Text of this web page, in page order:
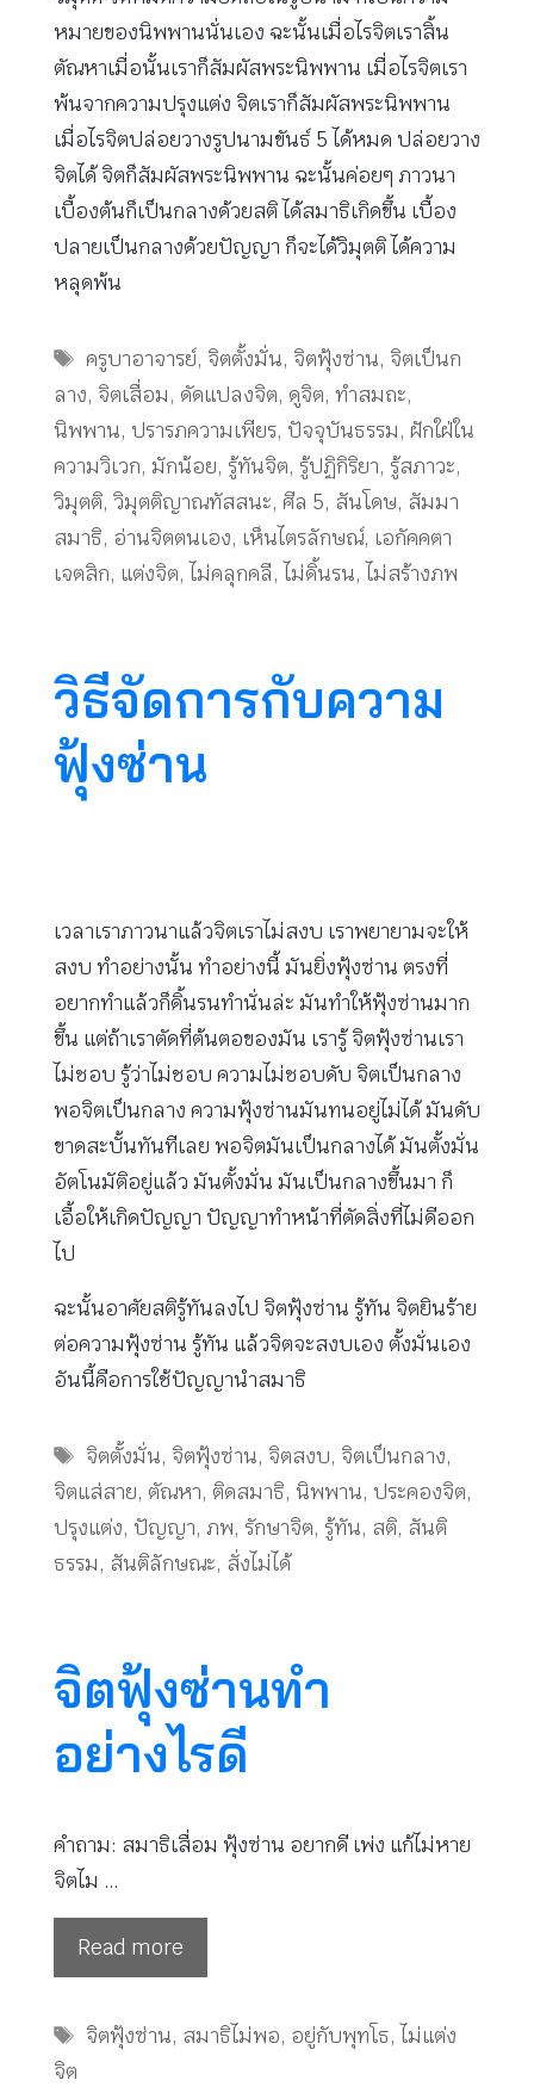
หมายของนิพพานนั่นเอง ฉะนั้นเมื่อไรจิตเราสิ้น
ตัณหาเมื่อนั้นเราก็สัมผัสพระนิพพาน เมื่อไรจิตเรา
พ้นจากความปรุงแต่ง จิตเราก็สัมผัสพระนิพพาน
เมื่อไรจิตปล่อยวางรูปนามขันธ์ 5 ได้หมด ปล่อยวาง
จิตได้ จิตก็สัมผัสพระนิพพาน ฉะนั้นค่อยๆ ภาวนา
เบื้องต้นก็เป็นกลางด้วยสติ ได้สมาธิเกิดขึ้น เบื้อง
ปลายเป็นกลางด้วยปัญญา ก็จะได้วิมุตติ ได้ความ
หลุดพ้น
Tags
ครูบาอาจารย์, จิตตั้งมั่น, จิตฟุ้งซ่าน, จิตเป็นก
ลาง, จิตเสื่อม, ดัดแปลงจิต, ดูจิต, ทำสมถะ,
นิพพาน, ปรารภความเพียร, ปัจจุบันธรรม, ฝักใฝ่ใน
ความวิเวก, มักน้อย, รู้ทันจิต, รู้ปฏิกิริยา, รู้สภาวะ,
วิมุตติ, วิมุตติญาณทัสสนะ, ศีล 5, สันโดษ, สัมมา
สมาธิ, อ่านจิตตนเอง, เห็นไตรลักษณ์, เอกัคคตา
เจตสิก, แต่งจิต, ไม่คลุกคลี, ไม่ดิ้นรน, ไม่สร้างภพ
วิธีจัดการกับความ
ฟุ้งซ่าน
เวลาเราภาวนาแล้วจิตเราไม่สงบ เราพยายามจะให้
สงบ ทำอย่างนั้น ทำอย่างนี้ มันยิ่งฟุ้งซ่าน ตรงที่
อยากทำแล้วก็ดิ้นรนทำนั่นล่ะ มันทำให้ฟุ้งซ่านมาก
ขึ้น แต่ถ้าเราตัดที่ต้นตอของมัน เรารู้ จิตฟุ้งซ่านเรา
ไม่ชอบ รู้ว่าไม่ชอบ ความไม่ชอบดับ จิตเป็นกลาง
พอจิตเป็นกลาง ความฟุ้งซ่านมันทนอยู่ไม่ได้ มันดับ
ขาดสะบั้นทันทีเลย พอจิตมันเป็นกลางได้ มันตั้งมั่น
อัตโนมัติอยู่แล้ว มันตั้งมั่น มันเป็นกลางขึ้นมา ก็
เอื้อให้เกิดปัญญา ปัญญาทำหน้าที่ตัดสิ่งที่ไม่ดีออก
ไป
ฉะนั้นอาศัยสติรู้ทันลงไป จิตฟุ้งซ่าน รู้ทัน จิตยินร้าย
ต่อความฟุ้งซ่าน รู้ทัน แล้วจิตจะสงบเอง ตั้งมั่นเอง
อันนี้คือการใช้ปัญญานำสมาธิ
Tags
จิตตั้งมั่น, จิตฟุ้งซ่าน, จิตสงบ, จิตเป็นกลาง,
จิตแส่สาย, ตัณหา, ติดสมาธิ, นิพพาน, ประคองจิต,
ปรุงแต่ง, ปัญญา, ภพ, รักษาจิต, รู้ทัน, สติ, สันติ
ธรรม, สันติลักษณะ, สั่งไม่ได้
จิตฟุ้งซ่านทำ
อย่างไรดี
คำถาม: สมาธิเสื่อม ฟุ้งซ่าน อยากดี เพ่ง แก้ไม่หาย
จิตไม …
Read more
Tags
จิตฟุ้งซ่าน, สมาธิไม่พอ, อยู่กับพุทโธ, ไม่แต่ง
จิต